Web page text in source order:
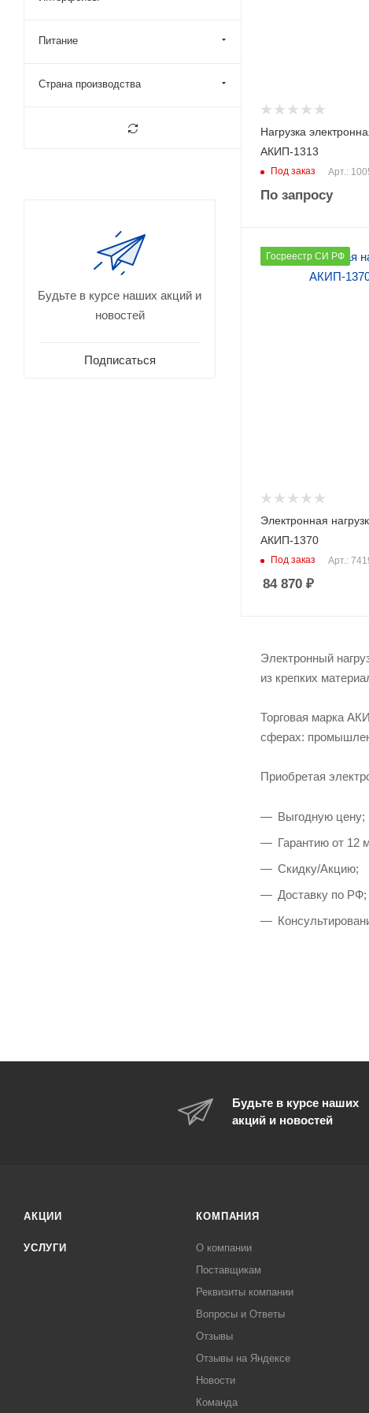
Нагрузка
АКИП-1313
Под заказ Арт.:
По запросу
Госреестр СИ РФ
Количество каналов
1
Электронная
АКИП-1370
Под заказ Арт.:
84 870 ₽
Электронный
из крепких
Торговая марка
сферах:
Приобретая
Выгодную цену;
Гарантию от 12
Скидку/Акцию;
Доставку по РФ;
Питание
Страна производства
Будьте в курсе наших акций и
новостей
Подписаться
Будьте в курсе наших
акций и новостей
АКЦИИ
УСЛУГИ
КОМПАНИЯ
О компании
Поставщикам
Реквизиты компании
Вопросы и Ответы
Отзывы
Отзывы на Яндексе
Новости
Команда